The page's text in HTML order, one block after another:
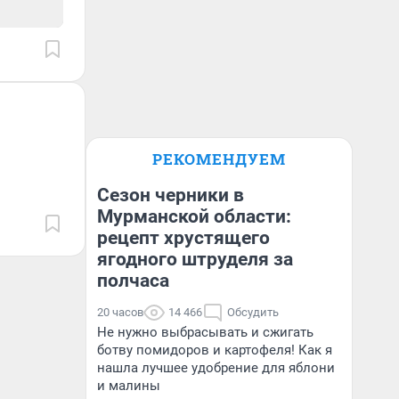
РЕКОМЕНДУЕМ
Сезон черники в
Мурманской области:
рецепт хрустящего
ягодного штруделя за
полчаса
20 часов 14 466 Обсудить
Не нужно выбрасывать и сжигать
ботву помидоров и картофеля! Как я
нашла лучшее удобрение для яблони
и малины